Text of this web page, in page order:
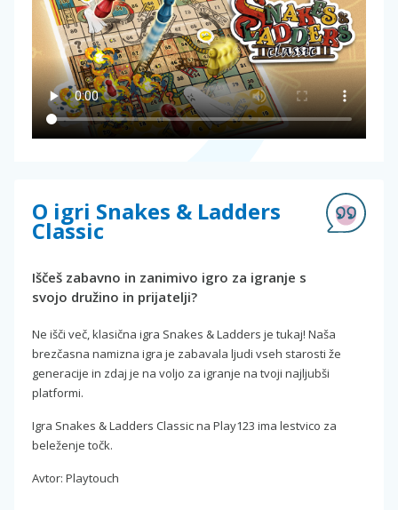
O igri Snakes & Ladders
Classic
Iščeš zabavno in zanimivo igro za igranje s
svojo družino in prijatelji?
Ne išči več, klasična igra Snakes & Ladders je tukaj! Naša
brezčasna namizna igra je zabavala ljudi vseh starosti že
generacije in zdaj je na voljo za igranje na tvoji najljubši
platformi.
Igra Snakes & Ladders Classic na Play123 ima lestvico za
beleženje točk.
Avtor: Playtouch